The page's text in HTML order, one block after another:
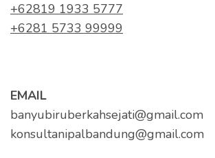
+62819 1933 5777
+6281 5733 99999
EMAIL
banyubiruberkahsejati@gmail.com
konsultanipalbandung@gmail.com